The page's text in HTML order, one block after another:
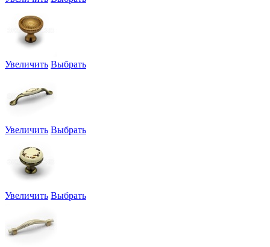
Увеличить Выбрать
Увеличить Выбрать
Увеличить Выбрать